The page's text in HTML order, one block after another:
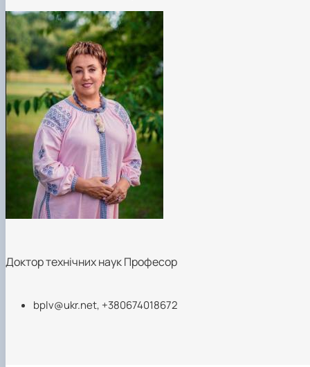
Доктор технічних наук Професор
bplv@ukr.net, +380674018672